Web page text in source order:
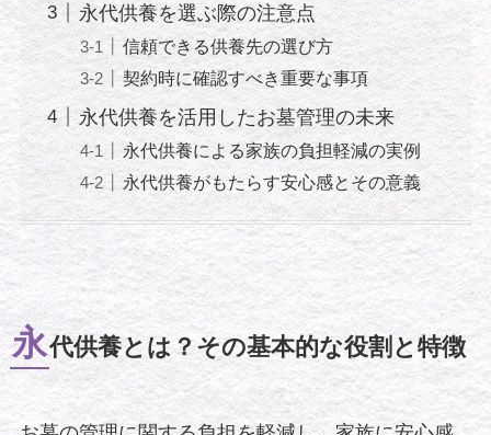
永代供養を選ぶ際の注意点
信頼できる供養先の選び方
契約時に確認すべき重要な事項
永代供養を活用したお墓管理の未来
永代供養による家族の負担軽減の実例
永代供養がもたらす安心感とその意義
永代供養とは？その基本的な役割と特徴